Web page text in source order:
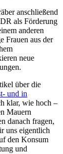
anschließend
als Förderung
anderen
Frauen aus der
neue
über die
und in
klar, wie hoch –
Mauern
danach fragen,
uns eigentlich
den Konsum
und